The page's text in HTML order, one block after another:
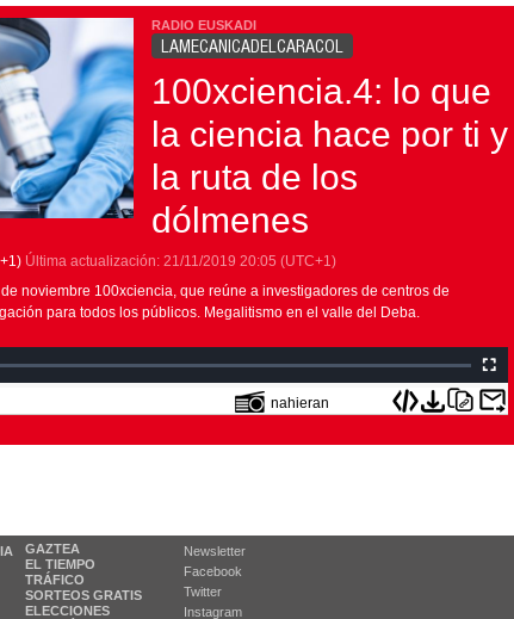
RADIO EUSKADI
LAMECANICADELCARACOL
100xciencia.4: lo que
la ciencia hace por ti y
la ruta de los
dólmenes
Última actualización: 21/11/2019 20:05 (UTC+1)
noviembre 100xciencia, que reúne a investigadores de centros de
para todos los públicos. Megalitismo en el valle del Deba.
nahieran
GAZTEA
EL TIEMPO
TRÁFICO
SORTEOS GRATIS
ELECCIONES
Newsletter
Facebook
Twitter
Instagram